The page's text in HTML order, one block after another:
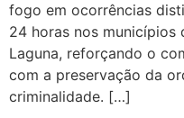
fogo em ocorrências
24 horas nos municípios
Laguna, reforçando o
com a preservação da
criminalidade. […]